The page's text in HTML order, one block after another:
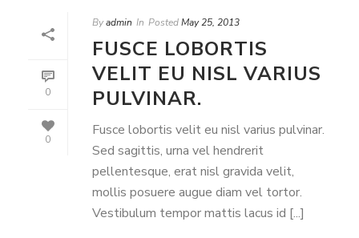
0
0
Byadmin In PostedMay 25, 2013
FUSCE LOBORTIS
VELIT EU NISL VARIUS
PULVINAR.
Fusce lobortis velit eu nisl varius pulvinar.
Sed sagittis, urna vel hendrerit
pellentesque, erat nisl gravida velit,
mollis posuere augue diam vel tortor.
Vestibulum tempor mattis lacus id [...]